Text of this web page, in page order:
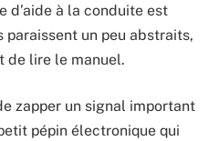
d’aide à la conduite est
paraissent un peu abstraits,
de lire le manuel.
zapper un signal important
pépin électronique qui